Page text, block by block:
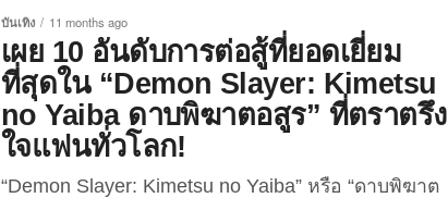
สร้างอสูรมากมายตลอดหลายร้อยปี และเป็นศัตรูหลัก
ของเหล่าหน่วยพิฆาตอสูร แต่ท่ามกลางเหล่าศัตรูทั้ง
ปวง มีไม่กี่คนที่มุซัน “เกลียดเข้าไส้” หรือ “กลัวฝังใจ”
จริง ๆ โดยในชุมชนออนไลน์บนเว็บไซต์ “Reddit”...
บันเทิง 11 months ago
เผย 10 อันดับการต่อสู้ที่ยอดเยี่ยม
ที่สุดใน “Demon Slayer: Kimetsu
no Yaiba ดาบพิฆาตอสูร” ที่ตราตรึง
ใจแฟนทั่วโลก!
“Demon Slayer: Kimetsu no Yaiba” หรือ “ดาบพิฆาต